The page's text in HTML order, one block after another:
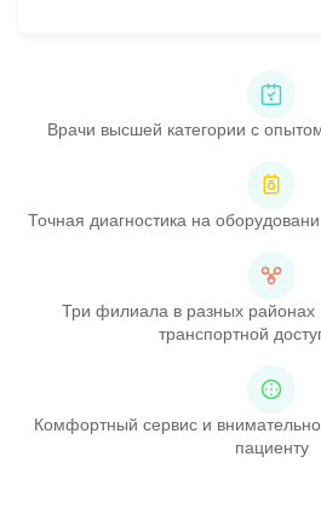
Врачи высшей категории с
Точная диагностика на
Три филиала в разных районах
транспортной
Комфортный сервис и
пациенту